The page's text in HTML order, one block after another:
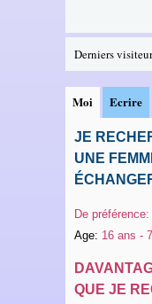
Derniers
Moi
JE
UNE
De préférence:
Age: 16 ans -
QUE JE
Ecrire